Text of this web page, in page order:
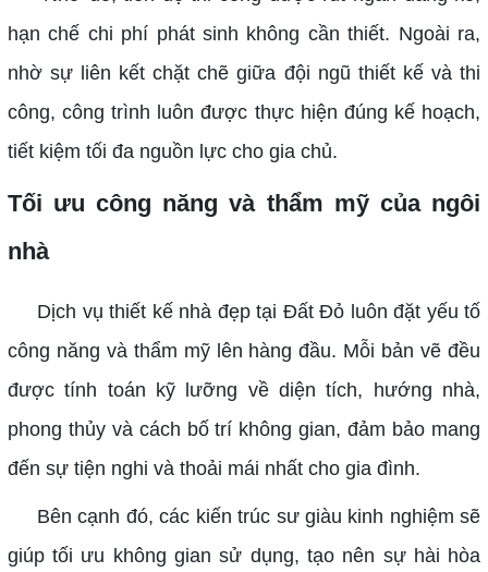
hạn chế chi phí phát sinh không cần thiết. Ngoài ra,
nhờ sự liên kết chặt chẽ giữa đội ngũ thiết kế và thi
công, công trình luôn được thực hiện đúng kế hoạch,
tiết kiệm tối đa nguồn lực cho gia chủ.
Tối ưu công năng và thẩm mỹ của ngôi
nhà
Dịch vụ thiết kế nhà đẹp tại Đất Đỏ luôn đặt yếu tố
công năng và thẩm mỹ lên hàng đầu. Mỗi bản vẽ đều
được tính toán kỹ lưỡng về diện tích, hướng nhà,
phong thủy và cách bố trí không gian, đảm bảo mang
đến sự tiện nghi và thoải mái nhất cho gia đình.
Bên cạnh đó, các kiến trúc sư giàu kinh nghiệm sẽ
giúp tối ưu không gian sử dụng, tạo nên sự hài hòa